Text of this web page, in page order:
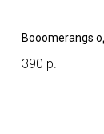
Booomerangs
390 р.